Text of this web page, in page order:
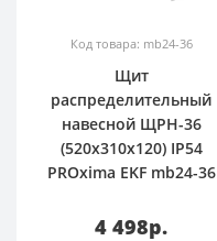
Код товара: mb24-36
Щит
распределительный
навесной ЩРН-36
(520х310х120) IP54
PROxima EKF mb24-36
4 498р.